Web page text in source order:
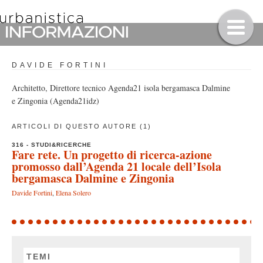
DAVIDE FORTINI
Architetto, Direttore tecnico Agenda21 isola bergamasca Dalmine
e Zingonia (Agenda21idz)
ARTICOLI DI QUESTO AUTORE (1)
316 - STUDI&RICERCHE
Fare rete. Un progetto di ricerca-azione
promosso dall’Agenda 21 locale dell’Isola
bergamasca Dalmine e Zingonia
Davide Fortini, Elena Solero
TEMI